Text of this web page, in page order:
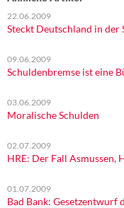
22.06.2009
Steckt Deutschland in der
09.06.2009
Schuldenbremse ist eine
03.06.2009
Moralische Schulden
02.07.2009
HRE: Der Fall Asmussen,
01.07.2009
Bad Bank: Gesetzentwurf